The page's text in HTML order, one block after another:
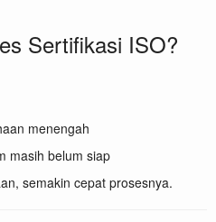
Sertifikasi ISO?
menengah
masih belum siap
semakin cepat prosesnya.